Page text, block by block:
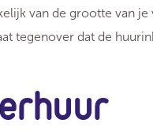
van de grootte van
tegenover dat de